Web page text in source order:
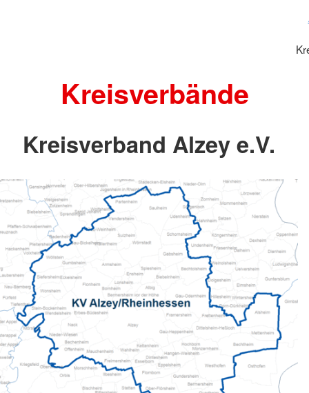
Kreisverbände
Kreisverband Alzey e.V.